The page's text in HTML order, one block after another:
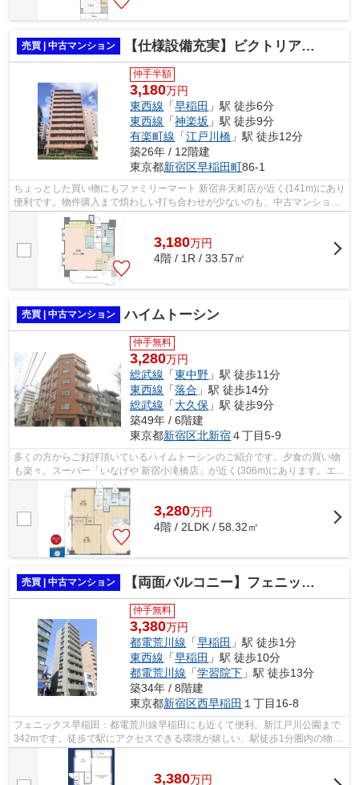
売買 | 中古マンション 【仕様設備充実】ビクトリアハイム早稲田
仲手半額
3,180万円
東西線 「早稲田 」駅 徒歩6分
東西線 「神楽坂 」駅 徒歩9分
有楽町線 「江戸川橋 」駅 徒歩12分
築26年 / 12階建
東京都新宿区早稲田町86-1
ちょっとした買い物にもファミリーマート 新宿弁天町店が近く(141m)にあり
便利です。物件購入まで煩わしい打ち合わせが少ないのも、中古マンション
の利点です。12階建ての建物なら日当...
3,180万円
4階 / 1R / 33.57㎡
売買 | 中古マンション ハイムトーシン
仲手無料
3,280万円
総武線 「東中野 」駅 徒歩11分
東西線 「落合 」駅 徒歩14分
総武線 「大久保 」駅 徒歩9分
築49年 / 6階建
東京都新宿区北新宿４丁目5-9
多くの方からご好評頂いているハイムトーシンのご紹介です。夕食の買い物
も楽々。スーパー「いなげや 新宿小滝橋店」が近く(306m)にあります。エレ
ベーターのある物件となっています。...
3,280万円
4階 / 2LDK / 58.32㎡
売買 | 中古マンション 【両面バルコニー】フェニックス早稲田
仲手無料
3,380万円
都電荒川線 「早稲田 」駅 徒歩1分
東西線 「早稲田 」駅 徒歩10分
都電荒川線 「学習院下 」駅 徒歩13分
築34年 / 8階建
東京都新宿区西早稲田 １丁目16-8
フェニックス早稲田：都電荒川線早稲田にも近くて便利。新江戸川公園まで
342mです。徒歩で駅にアクセスできる環境が嬉しい、駅徒歩1分圏内の物件
です。中古のマンションなら費用も抑え...
3,380万円